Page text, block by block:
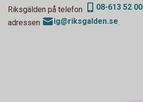
Riksgälden på telefon
08-613 52 00
adressen
ig@riksgalden.se.